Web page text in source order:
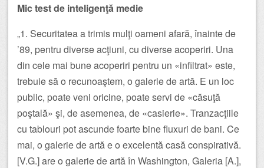
Mic test de inteligenţă medie
„1. Securitatea a trimis mulţi oameni afară, înainte de
’89, pentru diverse acţiuni, cu diverse acoperiri. Una
din cele mai bune acoperiri pentru un «infiltrat» este,
trebuie să o recunoaştem, o galerie de artă. E un loc
public, poate veni oricine, poate servi de «căsuţă
poştală» şi, de asemenea, de «casierie». Tranzacţiile
cu tablouri pot ascunde foarte bine fluxuri de bani. Ce
mai, o galerie de artă e o excelentă casă conspirativă.
[V.G.] are o galerie de artă în Washington, Galeria [A.],